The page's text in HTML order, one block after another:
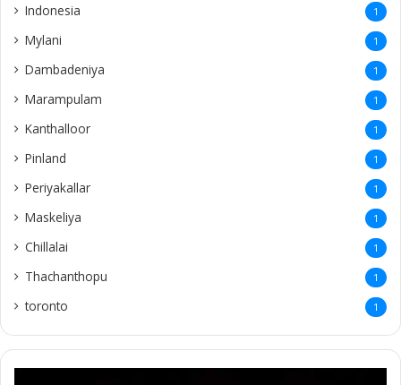
Indonesia 1
Mylani 1
Dambadeniya 1
Marampulam 1
Kanthalloor 1
Pinland 1
Periyakallar 1
Maskeliya 1
Chillalai 1
Thachanthopu 1
toronto 1